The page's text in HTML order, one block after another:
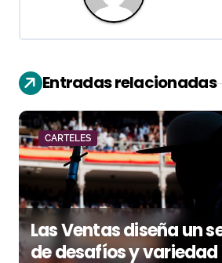
i
ó
n
d
e
e
n
Entradas relacionadas
CARTELES
Las Ventas diseña un
de desafíos y